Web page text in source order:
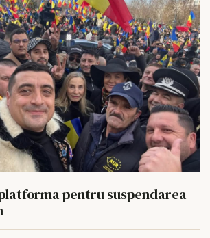
pentru suspendarea